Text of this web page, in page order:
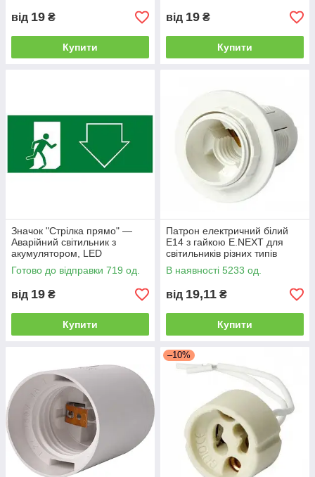
від 19 ₴
Купити
від 19 ₴
Купити
Значок "Стрілка прямо" —
Аварійний світильник з
акумулятором, LED
освітлення
Готово до відправки 719 од.
від 19 ₴
Купити
Патрон електричний білий
E14 з гайкою E.NEXT для
світильників різних типів
В наявності 5233 од.
від 19,11 ₴
Купити
–10%